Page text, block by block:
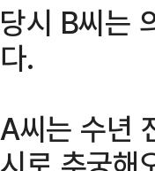
당시 B씨는
다.
A씨는 수년